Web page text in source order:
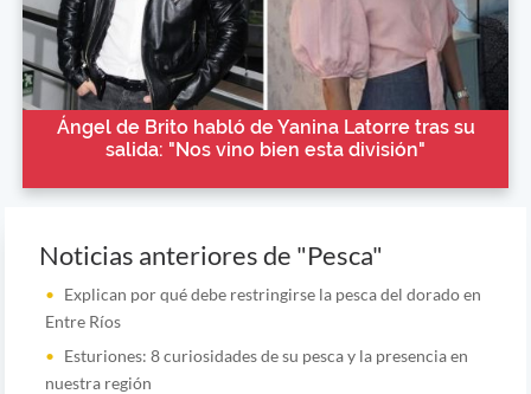
Ángel de Brito habló de Yanina Latorre tras su
salida: "Nos vino bien esta división"
Noticias anteriores de "Pesca"
Explican por qué debe restringirse la pesca del dorado en
Entre Ríos
Esturiones: 8 curiosidades de su pesca y la presencia en
nuestra región